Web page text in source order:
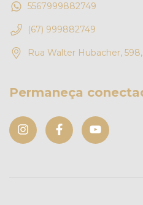
5567999882749
(67) 999882749
Rua Walter Hubacher,
Permaneça